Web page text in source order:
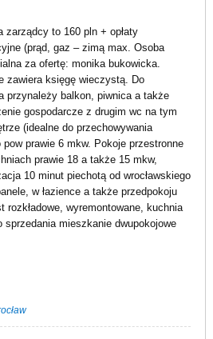
zarządcy to 160 pln + opłaty
(prąd, gaz – zimą max. Osoba
za ofertę: monika bukowicka.
zawiera księgę wieczystą. Do
przynależy balkon, piwnica a także
gospodarcze z drugim wc na tym
(idealne do przechowywania
pow prawie 6 mkw. Pokoje przestronne
prawie 18 a także 15 mkw,
10 minut piechotą od wrocławskiego
w łazience a także przedpokoju
wyremontowane, kuchnia
mieszkanie dwupokojowe